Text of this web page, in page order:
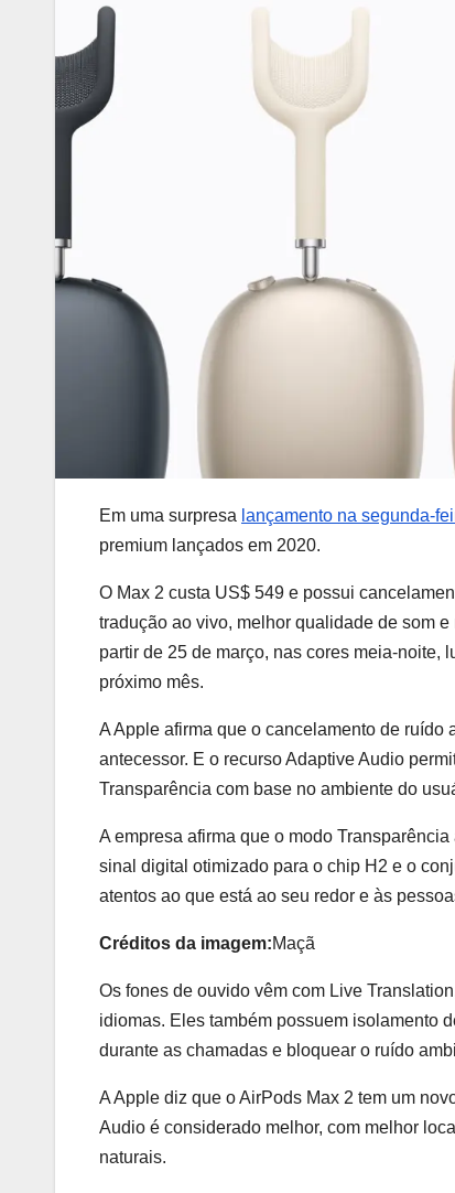
Em uma surpresa lançamento na segunda-
premium lançados em 2020.
O Max 2 custa US$ 549 e possui
tradução ao vivo, melhor qualidade de som
partir de 25 de março, nas cores meia-noite,
próximo mês.
A Apple afirma que o cancelamento de
antecessor. E o recurso Adaptive Audio
Transparência com base no ambiente do
A empresa afirma que o modo
sinal digital otimizado para o chip H2 e o
atentos ao que está ao seu redor e às
Créditos da imagem:Maçã
Os fones de ouvido vêm com Live
idiomas. Eles também possuem isolamento
durante as chamadas e bloquear o ruído
A Apple diz que o AirPods Max 2 tem um
Audio é considerado melhor, com melhor
naturais.